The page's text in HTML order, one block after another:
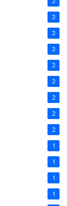
2
2
2
2
2
2
2
2
1
1
1
1